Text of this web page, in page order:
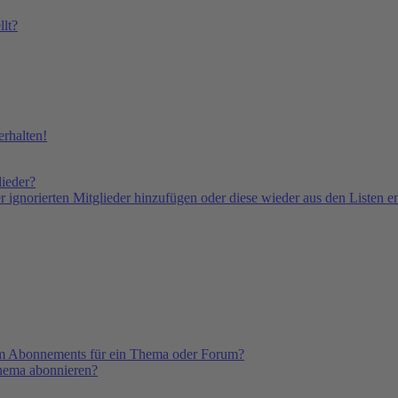
Mitglieder hinzufügen oder diese wieder aus den Listen
Abonnements für ein Thema oder Forum?
abonnieren?